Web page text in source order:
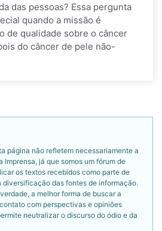
das pessoas? Essa pergunta
quando a missão é
de qualidade sobre o câncer
do câncer de pele não-
página não refletem necessariamente a
Imprensa, já que somos um fórum de
os textos recebidos como parte de
diversificação das fontes de informação.
a melhor forma de buscar a
com perspectivas e opiniões
neutralizar o discurso do ódio e da